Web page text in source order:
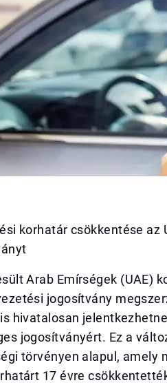
korhatár csökkentése az
Arab Emírségek (UAE)
jogosítvány
hivatalosan
jogosítványért. Ez a
törvényen alapul, amely
17 évre